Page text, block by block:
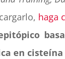
haga
en